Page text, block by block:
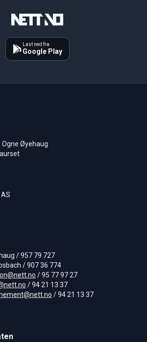
Last ned fra
Google Play
Ogne Øyehaug
/ 957 79 727
/ 907 36 774
/ 95 77 97 27
/ 94 21 13 37
/ 94 21 13 37